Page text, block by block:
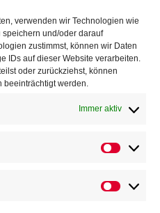
verwenden wir Technologien wie
und/oder darauf
zustimmst, können wir Daten
IDs auf dieser Website verarbeiten.
oder zurückziehst, können
beeinträchtigt werden.
Immer aktiv